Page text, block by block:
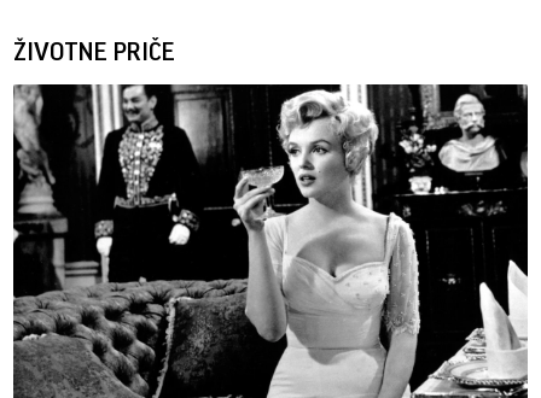
ŽIVOTNE PRIČE